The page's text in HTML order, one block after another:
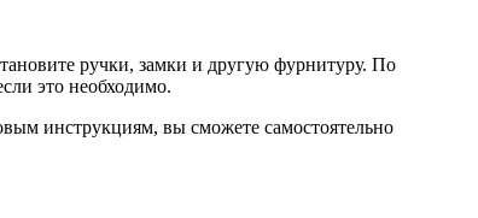
ручки, замки и другую фурнитуру. По
это необходимо.
инструкциям, вы сможете самостоятельно